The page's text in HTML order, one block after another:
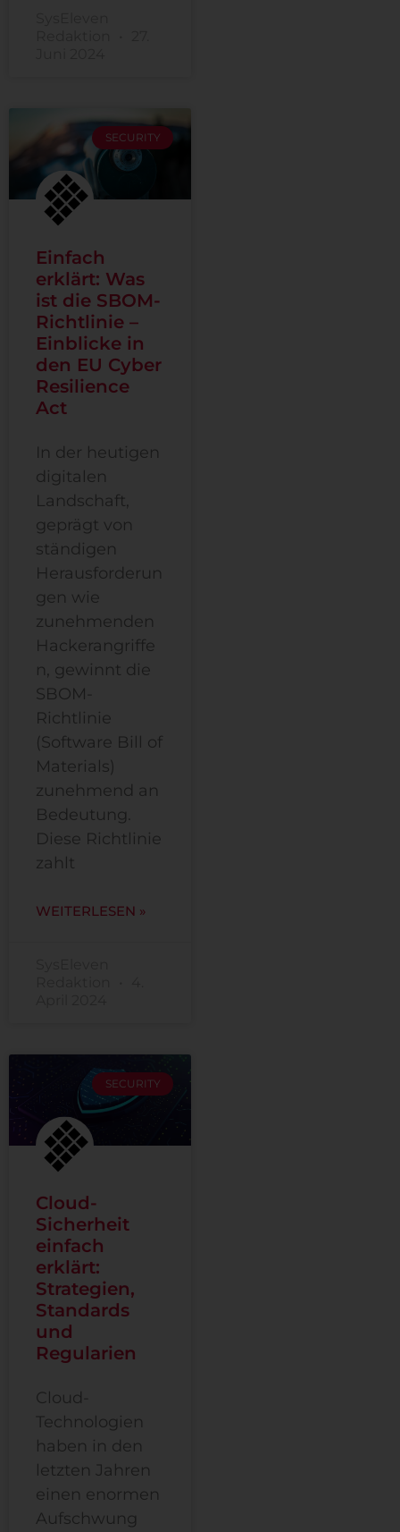
SECURITY
Einfach
erklärt: Was
ist die SBOM-
Richtlinie –
Einblicke in
den EU Cyber
Resilience
Act
In der heutigen
digitalen
Landschaft,
geprägt von
ständigen
Herausforderun
gen wie
zunehmenden
Hackerangriffe
n, gewinnt die
SBOM-
Richtlinie
(Software Bill of
Materials)
zunehmend an
Bedeutung.
Diese Richtlinie
zahlt
WEITERLESEN »
SECURITY
Cloud-
Sicherheit
einfach
erklärt:
Strategien,
Standards
und
Regularien
Cloud-
Technologien
haben in den
letzten Jahren
einen enormen
Aufschwung